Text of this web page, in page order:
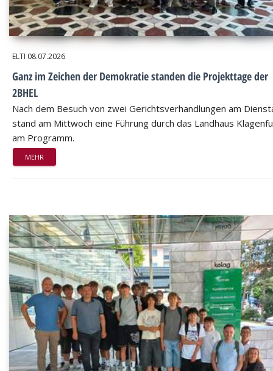
ELTI 08.07.2026
Ganz im Zeichen der Demokratie standen die Projekttage der
2BHEL
Nach dem Besuch von zwei Gerichtsverhandlungen am
stand am Mittwoch eine Führung durch das Landhaus
am Programm.
MEHR